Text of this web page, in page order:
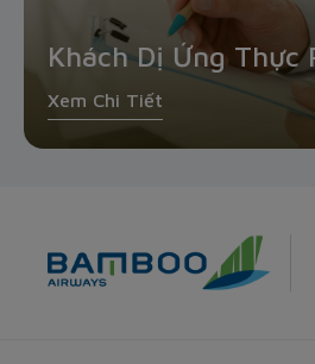
Khách Dị Ứng Thực
Xem Chi Tiết